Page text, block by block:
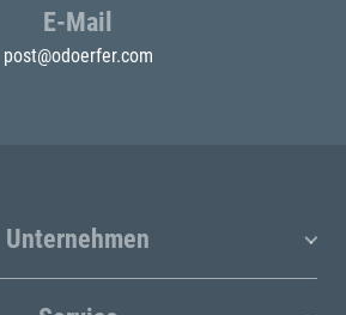
E-Mail
post@odoerfer.com
Unternehmen